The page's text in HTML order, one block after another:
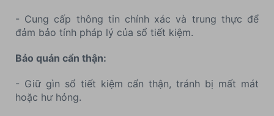
- Cung cấp thông tin chính xác và trung thực để
đảm bảo tính pháp lý của sổ tiết kiệm.
Bảo quản cẩn thận:
- Giữ gìn sổ tiết kiệm cẩn thận, tránh bị mất mát
hoặc hư hỏng.